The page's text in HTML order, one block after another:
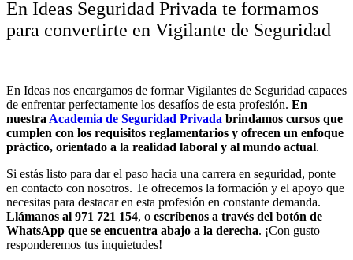
En Ideas Seguridad Privada te formamos
para convertirte en Vigilante de Seguridad
En Ideas nos encargamos de formar Vigilantes de Seguridad capaces
de enfrentar perfectamente los desafíos de esta profesión. En
nuestra Academia de Seguridad Privada brindamos cursos que
cumplen con los requisitos reglamentarios y ofrecen un enfoque
práctico, orientado a la realidad laboral y al mundo actual.
Si estás listo para dar el paso hacia una carrera en seguridad, ponte
en contacto con nosotros. Te ofrecemos la formación y el apoyo que
necesitas para destacar en esta profesión en constante demanda.
Llámanos al 971 721 154, o escríbenos a través del botón de
WhatsApp que se encuentra abajo a la derecha. ¡Con gusto
responderemos tus inquietudes!